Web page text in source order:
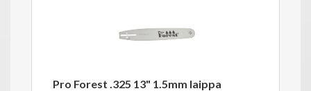
Pro Forest .325 13" 1.5mm laippa